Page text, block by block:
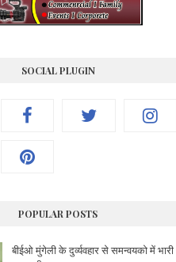
SOCIAL PLUGIN
POPULAR POSTS
बीईओ मुंगेली के दुर्व्यवहार से समन्वयको में भारी